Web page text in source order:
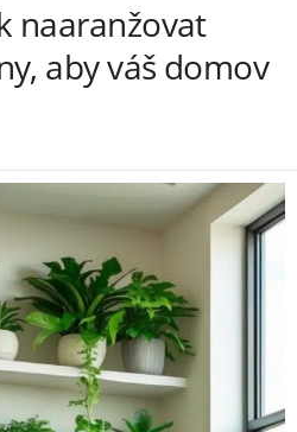
naaranžovat
aby váš domov